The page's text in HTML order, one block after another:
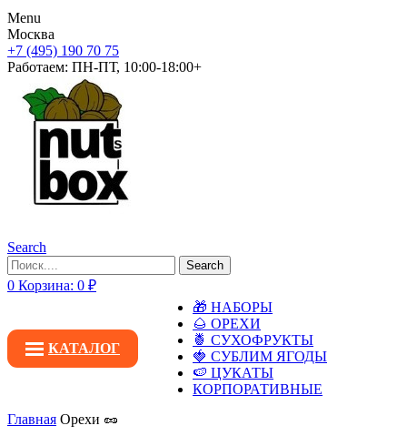
Menu
Москва
+7 (495) 190 70 75
Работаем: ПН-ПТ, 10:00-18:00+
Search
Search
0 Корзина: 0 ₽
КАТАЛОГ
🎁 НАБОРЫ
🌰 ОРЕХИ
🍍 СУХОФРУКТЫ
🍓 СУБЛИМ ЯГОДЫ
🍉 ЦУКАТЫ
КОРПОРАТИВНЫЕ
Главная Орехи 🥜